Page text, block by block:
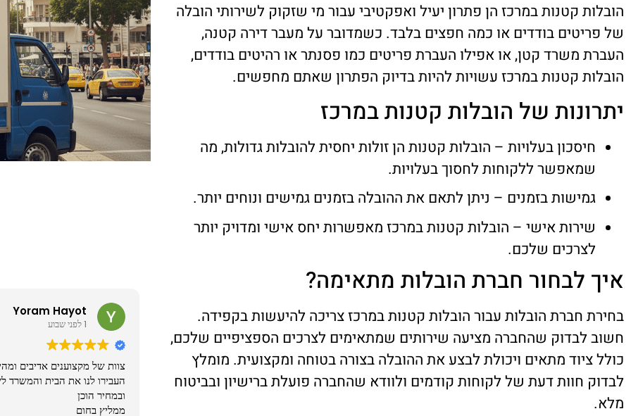
הובלות קטנות במרכז הן פתרון יעיל ואפקטיבי עבור מי שזקוק לשירותי הובלה
של פריטים בודדים או כמה חפצים בלבד. כשמדובר על מעבר דירה קטנה,
העברת משרד קטן, או אפילו העברת פריטים כמו פסנתר או רהיטים בודדים,
הובלות קטנות במרכז עשויות להיות בדיוק הפתרון שאתם מחפשים.
יתרונות של הובלות קטנות במרכז
חיסכון בעלויות – הובלות קטנות הן זולות יחסית להובלות גדולות, מה
שמאפשר ללקוחות לחסוך בעלויות.
גמישות בזמנים – ניתן לתאם את ההובלה בזמנים גמישים ונוחים יותר.
שירות אישי – הובלות קטנות במרכז מאפשרות יחס אישי ומדויק יותר
לצרכים שלכם.
איך לבחור חברת הובלות מתאימה?
בחירת חברת הובלות עבור הובלות קטנות במרכז צריכה להיעשות בקפידה.
חשוב לבדוק שהחברה מציעה שירותים שמתאימים לצרכים הספציפיים שלכם,
כולל ציוד מתאים ויכולת לבצע את ההובלה בצורה בטוחה ומקצועית. מומלץ
לבדוק חוות דעת של לקוחות קודמים ולוודא שהחברה פועלת ברישיון ובביטוח
מלא.
מאיה בורשטיין
1 לפני שבוע
הזמנתי שירות בימים העמוסים
זאת קיבלתי שירות אדיב,
ממליצה
Yoram Hayot
1 לפני שבוע
צוות של מקצוענים אדיבים ומהירים
העבירו לנו את הבית והמשרד לשביעות רצוננו